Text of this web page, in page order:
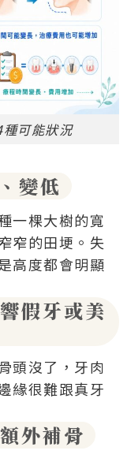
可能狀況
變低
一棵大樹的寬
窄的田埂。失
高度都會明顯
假牙或美
頭沒了，牙肉
緣很難跟真牙
外補骨